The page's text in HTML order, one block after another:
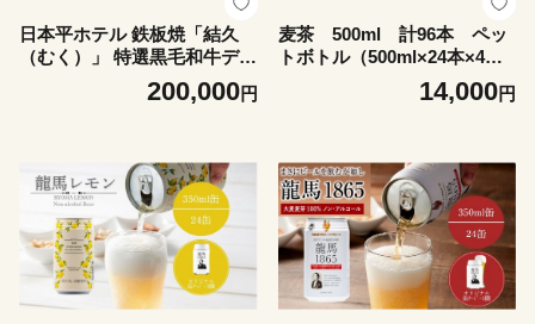
日本平ホテル 鉄板焼「結久
（むく）」 特選黒毛和牛ディ
ナーペアディナーチケット |
富士山が見えるレストラン 富
トラン食事券 ホテル食事券
記念日ギフト 景色の良いレス
トラン 鉄板焼ギフト 和牛デ
ィナー 鉄板焼ディナー 高級
ディナー 高級グルメ 記念日
ディナー 誕生日プレゼント
夫婦ギフト 結婚記念日 お祝
200,000円
麦茶 500ml 計96本 ペッ
トボトル（500ml×24本×4箱
セット）ミツウロコビバレッ
ジ お茶 まとめ買い 乳化
14,000円